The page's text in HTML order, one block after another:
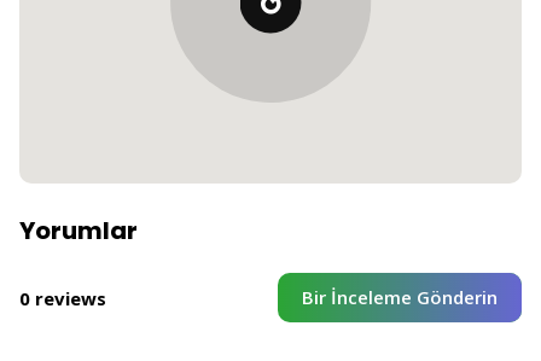
Yorumlar
0 reviews Bir İnceleme Gönderin